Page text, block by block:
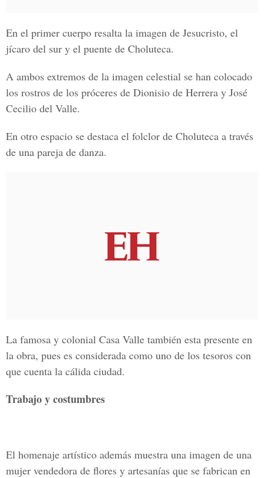
En el primer cuerpo resalta la imagen de Jesucristo, el
jícaro del sur y el puente de Choluteca.
A ambos extremos de la imagen celestial se han colocado
los rostros de los próceres de Dionisio de Herrera y José
Cecilio del Valle.
En otro espacio se destaca el folclor de Choluteca a través
de una pareja de danza.
La famosa y colonial Casa Valle también esta presente en
la obra, pues es considerada como uno de los tesoros con
que cuenta la cálida ciudad.
Trabajo y costumbres
El homenaje artístico además muestra una imagen de una
mujer vendedora de flores y artesanías que se fabrican en